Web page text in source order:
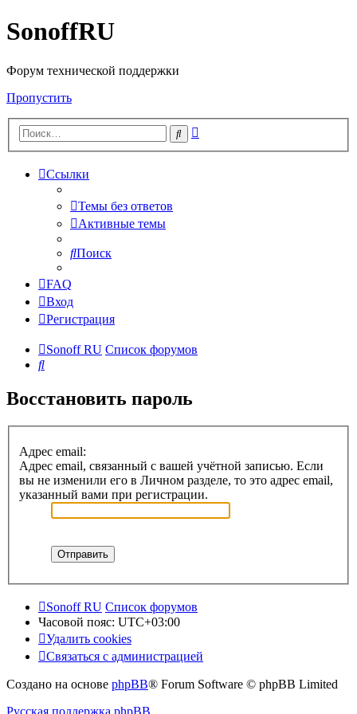
SonoffRU
Форум технической поддержки
Пропустить
Поиск
Ссылки
Темы без ответов
Активные темы
Поиск
FAQ
Вход
Регистрация
Sonoff RU Список форумов
Поиск
Восстановить пароль
Адрес email:
Адрес email, связанный с вашей учётной записью. Если
вы не изменили его в Личном разделе, то это адрес email,
указанный вами при регистрации.
Sonoff RU Список форумов
Часовой пояс: UTC+03:00
Удалить cookies
Связаться с администрацией
Создано на основе phpBB® Forum Software © phpBB Limited
Русская поддержка phpBB